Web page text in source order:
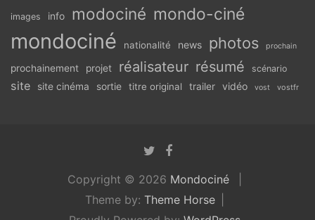
images info modociné mondo-ciné
mondociné nationalité news photos prochain
prochainement projet réalisateur résumé scénario
site site cinéma sortie titre original trailer vidéo vost vostfr
Copyright © 2026 Mondociné
Theme by: Theme Horse